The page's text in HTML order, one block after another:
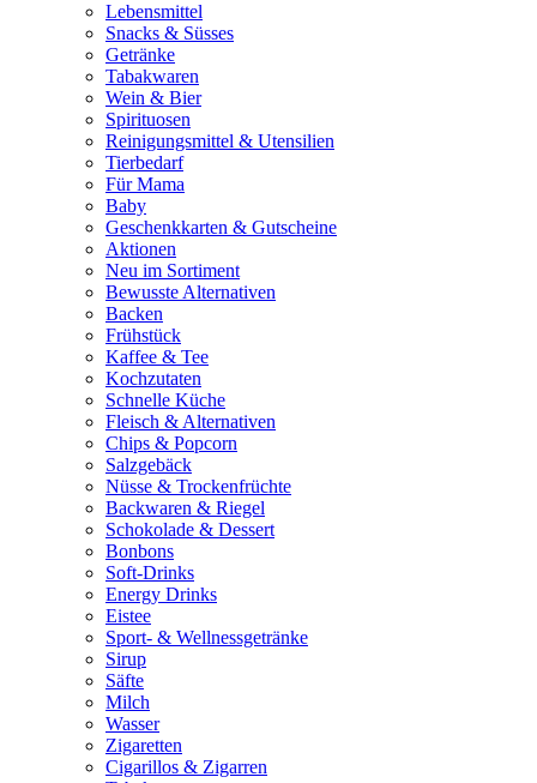
Lebensmittel
Snacks & Süsses
Getränke
Tabakwaren
Wein & Bier
Spirituosen
Reinigungsmittel & Utensilien
Tierbedarf
Für Mama
Baby
Geschenkkarten & Gutscheine
Aktionen
Neu im Sortiment
Bewusste Alternativen
Backen
Frühstück
Kaffee & Tee
Kochzutaten
Schnelle Küche
Fleisch & Alternativen
Chips & Popcorn
Salzgebäck
Nüsse & Trockenfrüchte
Backwaren & Riegel
Schokolade & Dessert
Bonbons
Soft-Drinks
Energy Drinks
Eistee
Sport- & Wellnessgetränke
Sirup
Säfte
Milch
Wasser
Zigaretten
Cigarillos & Zigarren